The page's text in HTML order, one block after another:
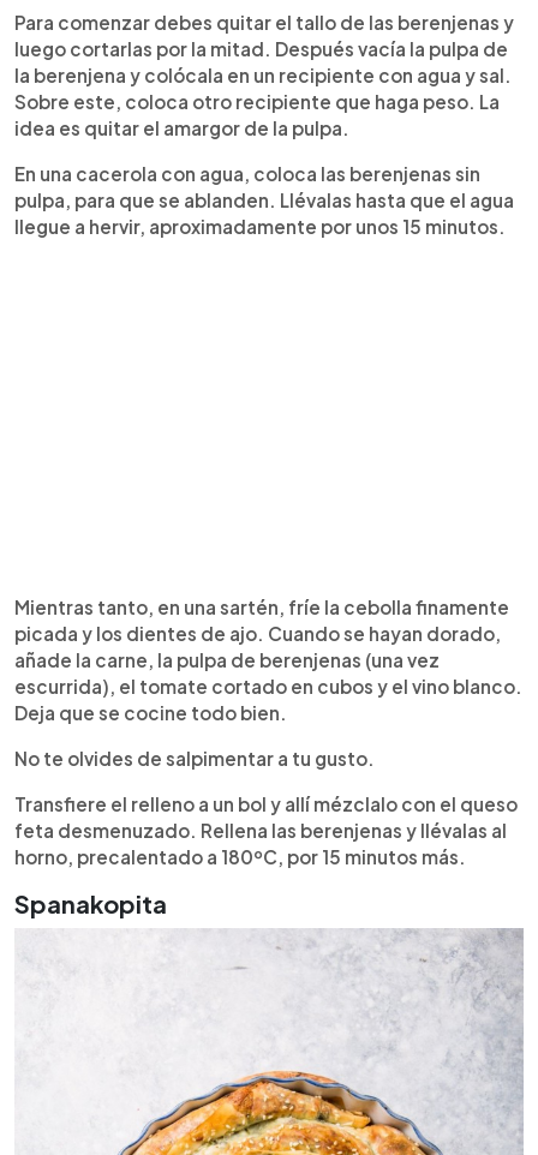
Para comenzar debes quitar el tallo de las berenjenas y
luego cortarlas por la mitad. Después vacía la pulpa de
la berenjena y colócala en un recipiente con agua y sal.
Sobre este, coloca otro recipiente que haga peso. La
idea es quitar el amargor de la pulpa.
En una cacerola con agua, coloca las berenjenas sin
pulpa, para que se ablanden. Llévalas hasta que el agua
llegue a hervir, aproximadamente por unos 15 minutos.
Mientras tanto, en una sartén, fríe la cebolla finamente
picada y los dientes de ajo. Cuando se hayan dorado,
añade la carne, la pulpa de berenjenas (una vez
escurrida), el tomate cortado en cubos y el vino blanco.
Deja que se cocine todo bien.
No te olvides de salpimentar a tu gusto.
Transfiere el relleno a un bol y allí mézclalo con el queso
feta desmenuzado. Rellena las berenjenas y llévalas al
horno, precalentado a 180ºC, por 15 minutos más.
Spanakopita